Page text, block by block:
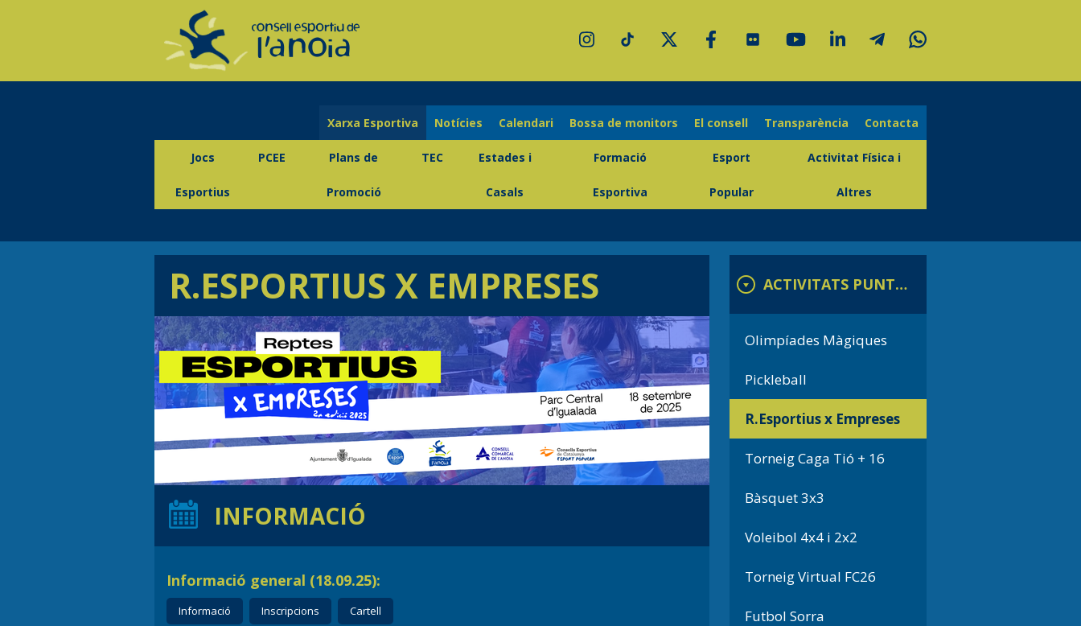
Xarxa Esportiva Notícies Calendari Bossa de monitors El consell Transparència Contacta
Jocs
Esportius
PCEE Plans de
Promoció
TEC Estades i
Casals
Formació
Esportiva
Esport
Popular
Activitat Física i
Altres
ACTIVITATS PUNTUALS
Olimpíades Màgiques
Pickleball
R.Esportius x Empreses
Torneig Caga Tió + 16
Bàsquet 3x3
Voleibol 4x4 i 2x2
Torneig Virtual FC26
Futbol Sorra
R.ESPORTIUS X EMPRESES
INFORMACIÓ
Informació general (18.09.25):
Informació Inscripcions Cartell